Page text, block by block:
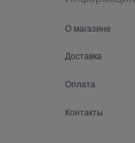
О магазине
Доставка
Оплата
Контакты